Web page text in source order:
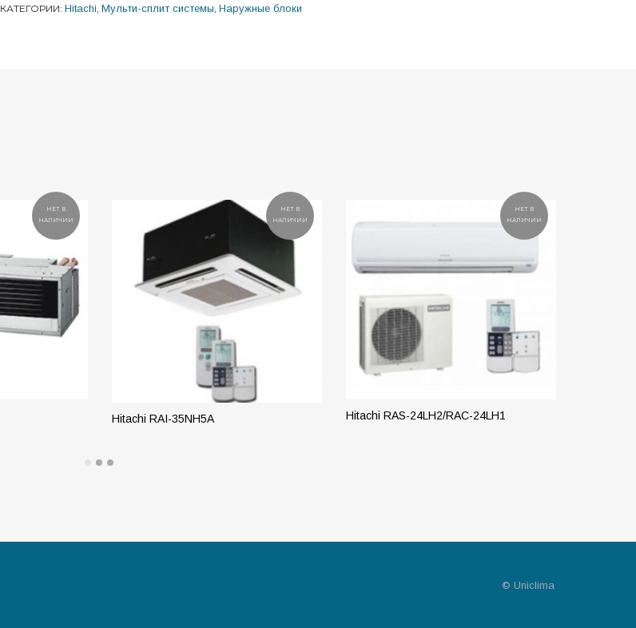
КАТЕГОРИИ: Hitachi Мульти-сплит системы Наружные блоки
НЕТ В
НАЛИЧИИ
НЕТ В
НАЛИЧИИ
Hitachi RAI-35NH5A
НЕТ В
НАЛИЧИИ
Hitachi RAS-24LH2/RAC-24LH1
© Uniclima